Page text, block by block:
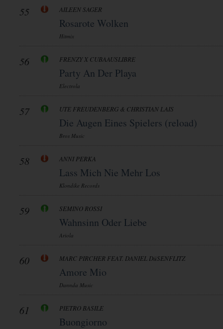
55 AILEEN SAGER
Rosarote Wolken
Hitmix
56 FRENZY X CUBAAUSLIBRE
Party An Der Playa
Electrola
57 UTE FREUDENBERG & CHRISTIAN LAIS
Die Augen Eines Spielers (reload)
Bros Music
58 ANNI PERKA
Lass Mich Nie Mehr Los
Klondike Records
59 SEMINO ROSSI
Wahnsinn Oder Liebe
Ariola
60 MARC PIRCHER FEAT. DANIEL DüSENFLITZ
Amore Mio
Dannda Music
61 PIETRO BASILE
Buongiorno